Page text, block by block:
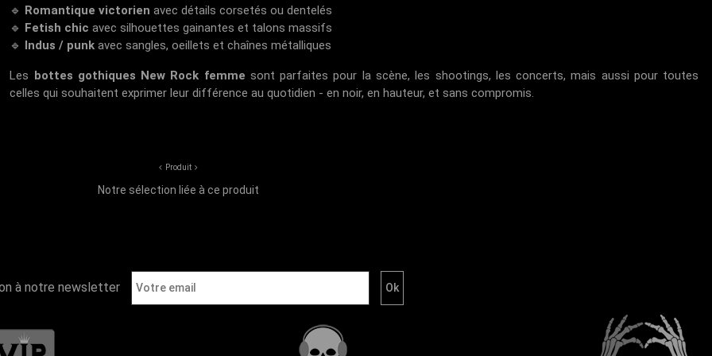
🔹 Romantique victorien avec détails corsetés ou dentelés
🔹 Fetish chic avec silhouettes gainantes et talons massifs
🔹 Indus / punk avec sangles, oeillets et chaînes métalliques
Les bottes gothiques New Rock femme sont parfaites pour la scène, les shootings, les concerts, mais aussi pour toutes
celles qui souhaitent exprimer leur différence au quotidien - en noir, en hauteur, et sans compromis.
Produit
Notre sélection liée à ce produit
à notre newsletter